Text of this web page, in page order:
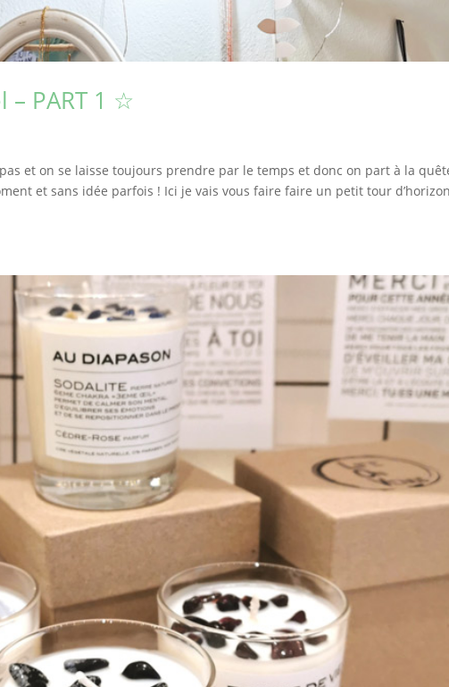
PART 1 ☆
et on se laisse toujours prendre par le temps et donc on part à la
et sans idée parfois ! Ici je vais vous faire faire un petit tour